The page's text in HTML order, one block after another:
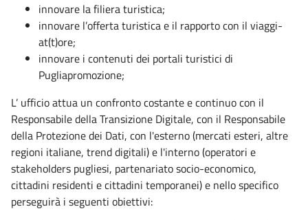
innovare la filiera turistica;
innovare l’offerta turistica e il rapporto con il viaggi-
at(t)ore;
innovare i contenuti dei portali turistici di
Pugliapromozione;
L’ ufficio attua un confronto costante e continuo con il
Responsabile della Transizione Digitale, con il Responsabile
della Protezione dei Dati, con l'esterno (mercati esteri, altre
regioni italiane, trend digitali) e l'interno (operatori e
stakeholders pugliesi, partenariato socio-economico,
cittadini residenti e cittadini temporanei) e nello specifico
perseguirà i seguenti obiettivi: